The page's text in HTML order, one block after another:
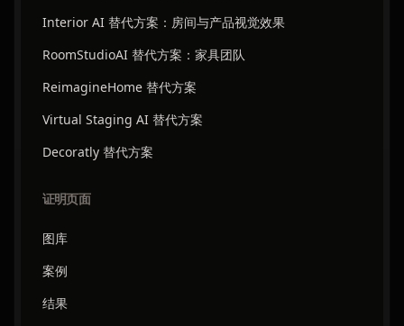
Interior AI 替代方案：房间与产品视觉效果
RoomStudioAI 替代方案：家具团队
ReimagineHome 替代方案
Virtual Staging AI 替代方案
Decoratly 替代方案
证明页面
图库
案例
结果